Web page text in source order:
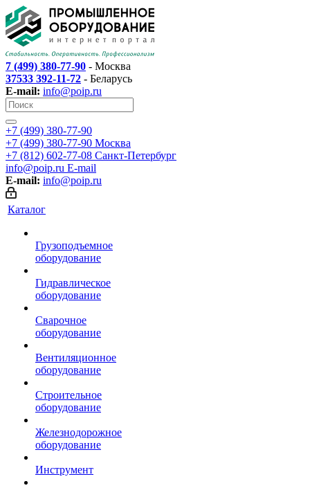
7 (499) 380-77-90 - Москва
37533 392-11-72 - Беларусь
E-mail: info@poip.ru
+7 (499) 380-77-90
+7 (499) 380-77-90 Москва
+7 (812) 602-77-08 Санкт-Петербург
info@poip.ru E-mail
E-mail: info@poip.ru
Каталог
Грузоподъемное
оборудование
Гидравлическое
оборудование
Сварочное
оборудование
Вентиляционное
оборудование
Строительное
оборудование
Железнодорожное
оборудование
Инструмент